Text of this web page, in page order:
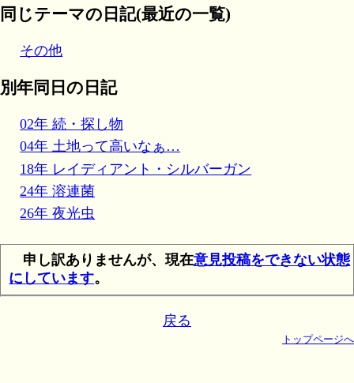
同じテーマの日記(最近の一覧)
その他
別年同日の日記
02年 続・探し物
04年 土地って高いなぁ…
18年 レイディアント・シルバーガン
24年 溶連菌
26年 夜光虫
申し訳ありませんが、現在意見投稿をできない状態
にしています。
戻る
トップページへ